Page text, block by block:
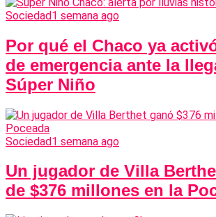
Sociedad1 semana ago
Por qué el Chaco ya
de emergencia ante la
Súper Niño
Sociedad1 semana ago
Un jugador de Villa
de $376 millones en la